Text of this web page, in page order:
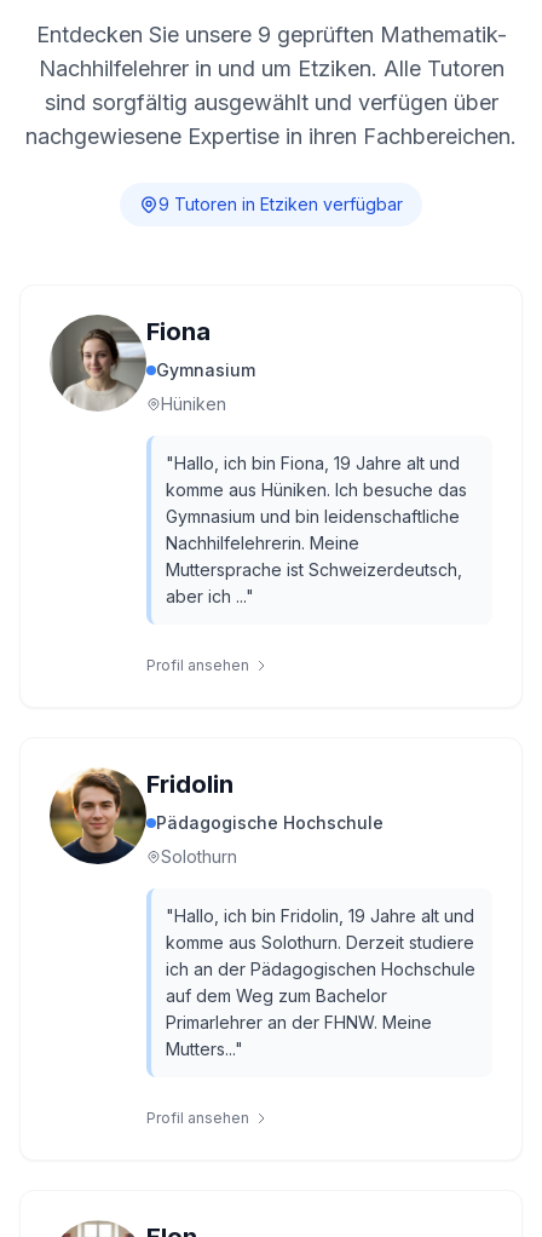
Entdecken Sie unsere 9 geprüften Mathematik-
Nachhilfelehrer in und um Etziken. Alle Tutoren
sind sorgfältig ausgewählt und verfügen über
nachgewiesene Expertise in ihren Fachbereichen.
9 Tutoren in Etziken verfügbar
Fiona
Gymnasium
Hüniken
"Hallo, ich bin Fiona, 19 Jahre alt und
komme aus Hüniken. Ich besuche das
Gymnasium und bin leidenschaftliche
Nachhilfelehrerin. Meine
Muttersprache ist Schweizerdeutsch,
aber ich ..."
Profil ansehen
Fridolin
Pädagogische Hochschule
Solothurn
"Hallo, ich bin Fridolin, 19 Jahre alt und
komme aus Solothurn. Derzeit studiere
ich an der Pädagogischen Hochschule
auf dem Weg zum Bachelor
Primarlehrer an der FHNW. Meine
Mutters..."
Profil ansehen